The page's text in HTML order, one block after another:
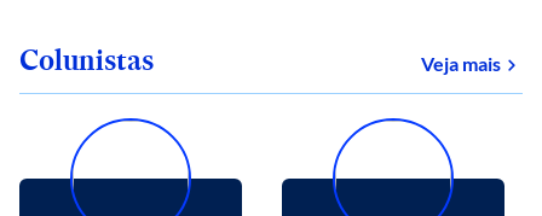
Colunistas Veja mais